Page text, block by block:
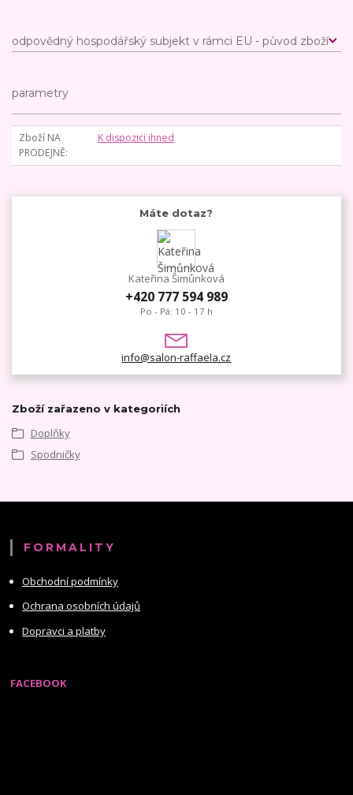
odpovědný hospodářský subjekt v rámci EU - původ zboží
parametry
Zboží NA
PRODEJNĚ
K dispozici ihned
Máte dotaz?
Kateřina Šimůnková
+420 777 594 989
Po - Pá: 10 - 17 h
info@salon-raffaela.cz
Zboží zařazeno v kategoriích
Doplňky
Spodničky
FORMALITY
Obchodní podmínky
Ochrana osobních údajů
Dopravci a platby
FACEBOOK